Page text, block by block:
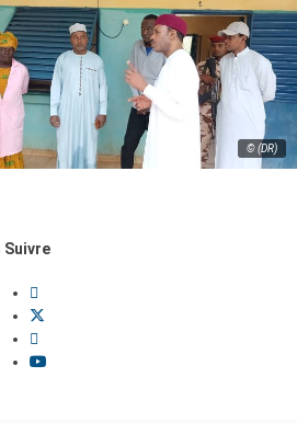
© (DR)
Suivre